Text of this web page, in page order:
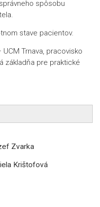
spôsobu
stave pacientov.
Trnava, pracovisko
základňa pre praktické
Zvarka
Krištofová